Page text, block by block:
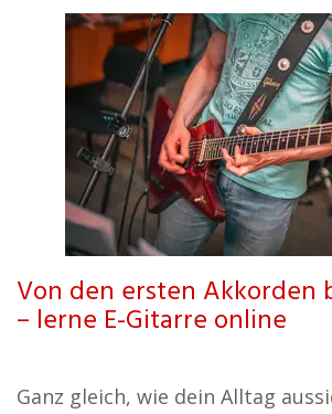
Von den ersten Akkorden
– lerne E-Gitarre online
Ganz gleich, wie dein Alltag